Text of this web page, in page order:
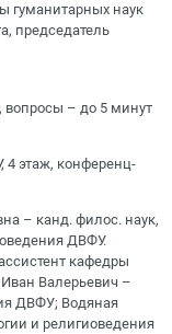
гуманитарных наук
председатель
вопросы – до 5 минут
4 этаж, конференц-
– канд. филос. наук,
ДВФУ.
кафедры
Валерьевич –
ДВФУ; Водяная
и религиоведения